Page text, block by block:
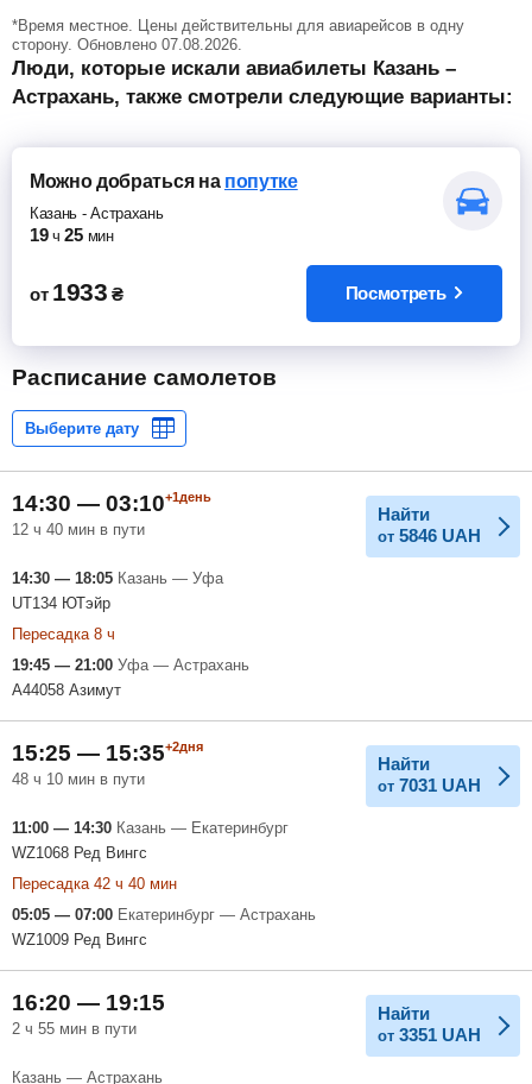
*Время местное. Цены действительны для авиарейсов в одну
сторону. Обновлено 07.08.2026.
Люди, которые искали авиабилеты Казань –
Астрахань, также смотрели следующие варианты:
Можно добратьсяна попутке
Казань -Астрахань
19 ч 25 мин
от 1933 ₴ Посмотреть
Расписание самолетов
14:30 — 03:10+1день
12 ч 40 мин в пути
Найти
от 5846 UAH
14:30 — 18:05 Казань — Уфа
UT134 ЮТэйр
Пересадка 8 ч
19:45 — 21:00 Уфа — Астрахань
A44058 Азимут
15:25 — 15:35+2дня
48 ч 10 мин в пути
Найти
от 7031 UAH
11:00 — 14:30 Казань — Екатеринбург
WZ1068 Ред Вингс
Пересадка 42 ч 40 мин
05:05 — 07:00 Екатеринбург — Астрахань
WZ1009 Ред Вингс
16:20 — 19:15
2 ч 55 мин в пути
Найти
от 3351 UAH
Казань — Астрахань